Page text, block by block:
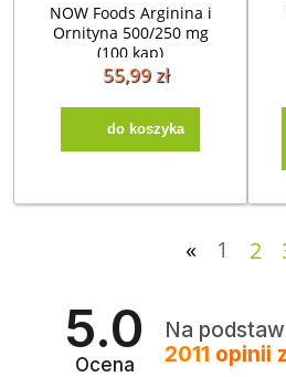
NOW Foods Arginina i
Ornityna 500/250 mg
(100 kap)
55,99 zł
do koszyka
« 1 2
5.0
Ocena
Na
2011 opinii